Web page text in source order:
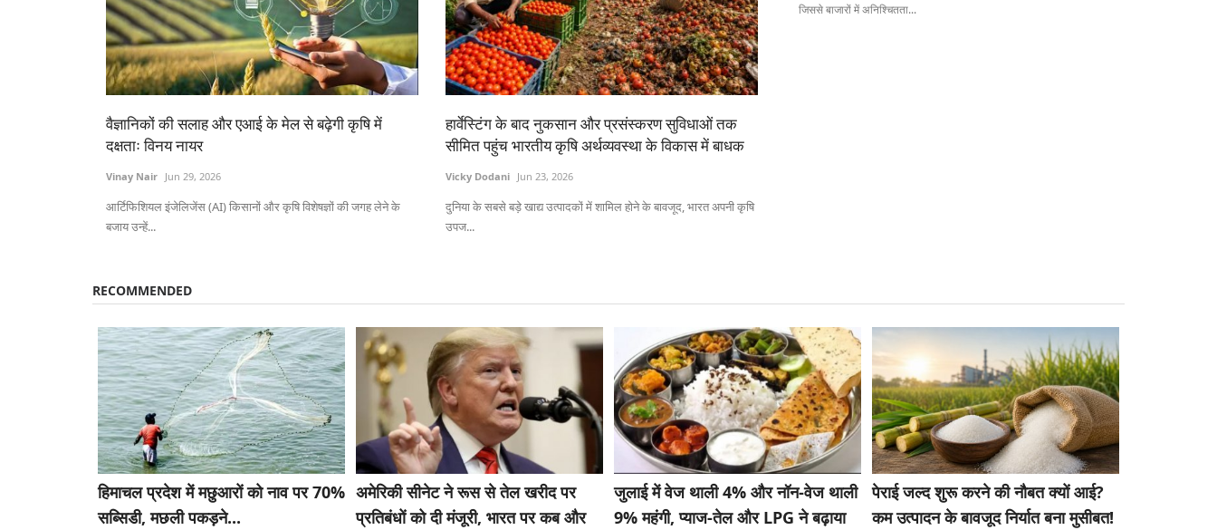
वैज्ञानिकों की सलाह और एआई के मेल से बढ़ेगी कृषि में
दक्षताः विनय नायर
Vinay Nair Jun 29, 2026
आर्टिफिशियल इंजेलिजेंस (AI) किसानों और कृषि विशेषज्ञों की जगह लेने के
बजाय उन्हें...
हार्वेस्टिंग के बाद नुकसान और प्रसंस्करण सुविधाओं तक
सीमित पहुंच भारतीय कृषि अर्थव्यवस्था के विकास में बाधक
Vicky Dodani Jun 23, 2026
दुनिया के सबसे बड़े खाद्य उत्पादकों में शामिल होने के बावजूद, भारत अपनी कृषि
उपज...
जिससे बाजारों में अनिश्चितता...
RECOMMENDED
हिमाचल प्रदेश में मछुआरों को नाव पर 70%
सब्सिडी, मछली पकड़ने...
अमेरिकी सीनेट ने रूस से तेल खरीद पर
प्रतिबंधों को दी मंजूरी, भारत पर कब और
जुलाई में वेज थाली 4% और नॉन-वेज थाली
9% महंगी, प्याज-तेल और LPG ने बढ़ाया
पेराई जल्द शुरू करने की नौबत क्यों आई?
कम उत्पादन के बावजूद निर्यात बना मुसीबत!